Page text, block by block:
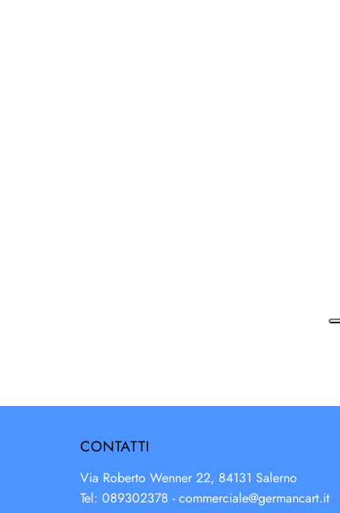
CONTATTI
Via Roberto Wenner 22, 84131 Salerno
Tel: 089302378 -commerciale@germancart.it